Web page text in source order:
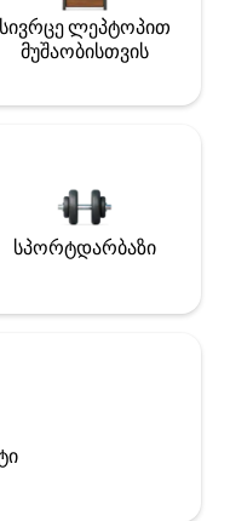
სივრცე ლეპტოპით
მუშაობისთვის
სპორტდარბაზი